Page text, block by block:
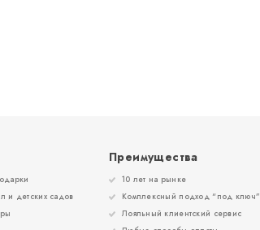
и детских садов
Преимущества
10 лет на рынке
Комплексный подход “под ключ”
Лояльный клиентский сервис